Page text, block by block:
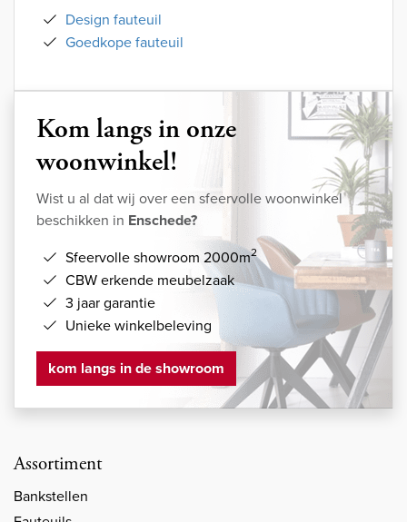
Assortiment
Bankstellen
Design fauteuil
Goedkope fauteuil
Kom langs in onze
woonwinkel!
Wist u al dat wij over een sfeervolle woonwinkel
beschikken in Enschede?
Sfeervolle showroom 2000m2
CBW erkende meubelzaak
3 jaar garantie
Unieke winkelbeleving
kom langs in de showroom